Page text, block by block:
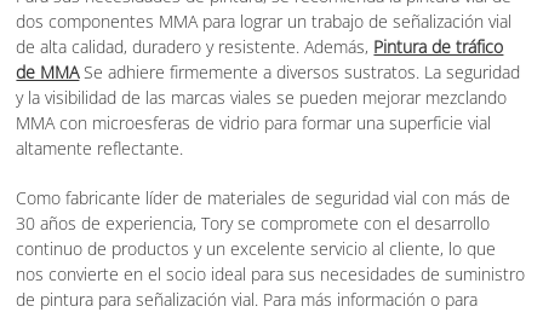
dos componentes MMA para lograr un trabajo de señalización vial
de alta calidad, duradero y resistente. Además, Pintura de tráfico
de MMASe adhiere firmemente a diversos sustratos. La seguridad
y la visibilidad de las marcas viales se pueden mejorar mezclando
MMA con microesferas de vidrio para formar una superficie vial
altamente reflectante.
Como fabricante líder de materiales de seguridad vial con más de
30 años de experiencia, Tory se compromete con el desarrollo
continuo de productos y un excelente servicio al cliente, lo que
nos convierte en el socio ideal para sus necesidades de suministro
de pintura para señalización vial. Para más información o para